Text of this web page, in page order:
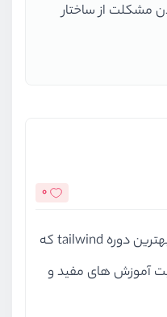
مشکلت از ساختار
0
سلام خسته نباشید. با اختلاف بهترین دوره tailwind که
آموزش های مفید و